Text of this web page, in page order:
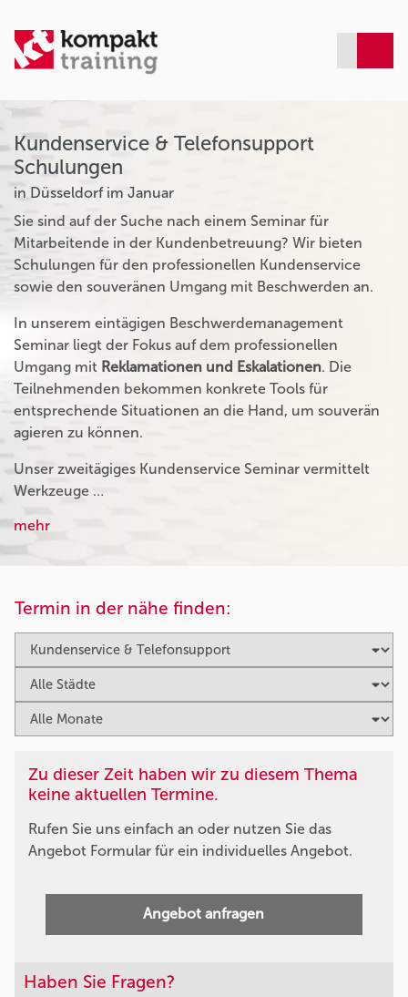
Kundenservice & Telefonsupport
Schulungen
in Düsseldorf im Januar
Sie sind auf der Suche nach einem Seminar für
Mitarbeitende in der Kundenbetreuung? Wir bieten
Schulungen für den professionellen Kundenservice
sowie den souveränen Umgang mit Beschwerden an.
In unserem eintägigen Beschwerdemanagement
Seminar liegt der Fokus auf dem professionellen
Umgang mit Reklamationen und Eskalationen. Die
Teilnehmenden bekommen konkrete Tools für
entsprechende Situationen an die Hand, um souverän
agieren zu können.
Unser zweitägiges Kundenservice Seminar vermittelt
Werkzeuge …
mehr
Termin in der nähe finden:
Zu dieser Zeit haben wir zu diesem Thema
keine aktuellen Termine.
Rufen Sie uns einfach an oder nutzen Sie das
Angebot Formular für ein individuelles Angebot.
Angebot anfragen
Haben Sie Fragen?